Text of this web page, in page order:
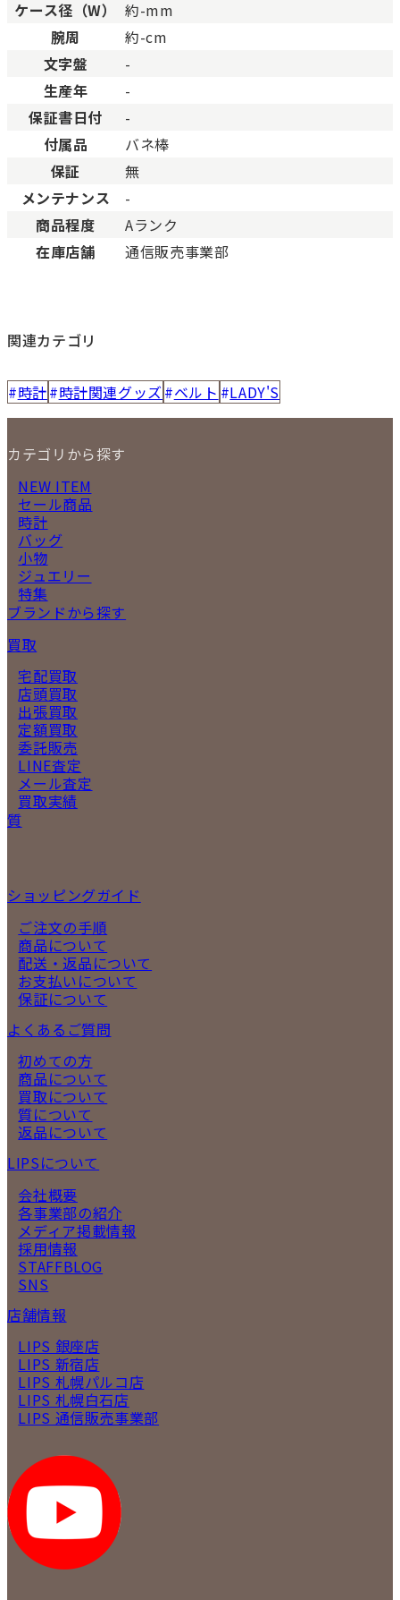
ケース径（W）
約-mm
腕周
約-cm
文字盤
-
生産年
-
保証書日付
-
付属品
バネ棒
保証
無
メンテナンス
-
商品程度
Aランク
在庫店舗
通信販売事業部
関連カテゴリ
時計 時計関連グッズ ベルト LADY'S
カテゴリから探す
NEW ITEM
セール商品
時計
バッグ
小物
ジュエリー
特集
ブランドから探す
買取
宅配買取
店頭買取
出張買取
定額買取
委託販売
LINE査定
メール査定
買取実績
質
ショッピングガイド
ご注文の手順
商品について
配送・返品について
お支払いについて
保証について
よくあるご質問
初めての方
商品について
買取について
質について
返品について
LIPSについて
会社概要
各事業部の紹介
メディア掲載情報
採用情報
STAFFBLOG
SNS
店舗情報
LIPS 銀座店
LIPS 新宿店
LIPS 札幌パルコ店
LIPS 札幌白石店
LIPS 通信販売事業部